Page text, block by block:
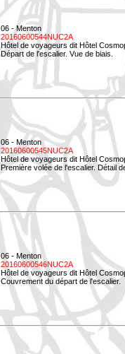
06 - Menton
20160600544NUC2A
Hôtel de voyageurs dit Hôtel
Départ de l'escalier. Vue de biais.
06 - Menton
20160600545NUC2A
Hôtel de voyageurs dit Hôtel
Première volée de l'escalier. Détail
06 - Menton
20160600546NUC2A
Hôtel de voyageurs dit Hôtel
Couvrement du départ de l'escalier.